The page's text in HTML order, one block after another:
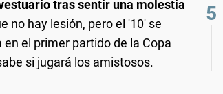
tras sentir una molestia
no hay lesión, pero el '10' se
el primer partido de la Copa
si jugará los amistosos.